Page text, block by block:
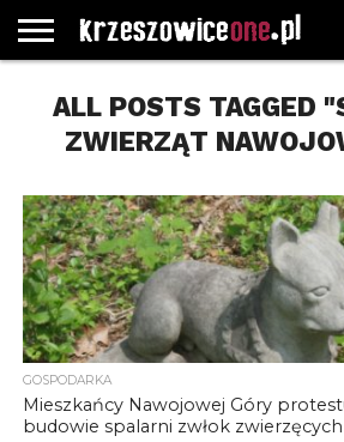
GŁÓWNA
WYBORY
SAMORZĄDOWE
WYBIERZ
KATEGORIE
ROZKŁADY
JAZDY
GREGORCZYK
WATCH
KONTAKT
ALL POSTS TAGGED
ZWIERZĄT
GOSPODARKA
Mieszkańcy Nawojowej Góry
budowie spalarni zwłok zwierzęcych